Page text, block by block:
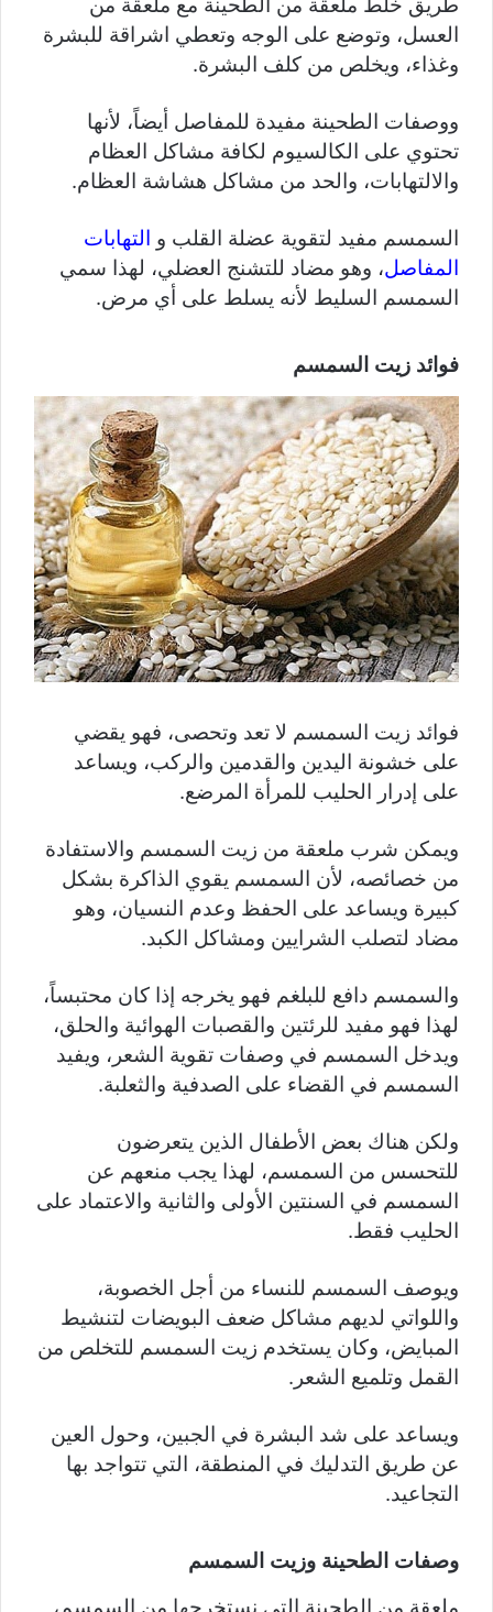
العسل، وتوضع على الوجه وتعطي اشراقة للبشرة
وغذاء، ويخلص من كلف البشرة.
ووصفات الطحينة مفيدة للمفاصل أيضاً، لأنها
تحتوي على الكالسيوم لكافة مشاكل العظام
والالتهابات، والحد من مشاكل هشاشة العظام.
السمسم مفيد لتقوية عضلة القلب و التهابات
المفاصل، وهو مضاد للتشنج العضلي، لهذا سمي
السمسم السليط لأنه يسلط على أي مرض.
فوائد زيت السمسم
فوائد زيت السمسم لا تعد وتحصى، فهو يقضي
على خشونة اليدين والقدمين والركب، ويساعد
على إدرار الحليب للمرأة المرضع.
ويمكن شرب ملعقة من زيت السمسم والاستفادة
من خصائصه، لأن السمسم يقوي الذاكرة بشكل
كبيرة ويساعد على الحفظ وعدم النسيان، وهو
مضاد لتصلب الشرايين ومشاكل الكبد.
والسمسم دافع للبلغم فهو يخرجه إذا كان محتبساً،
لهذا فهو مفيد للرئتين والقصبات الهوائية والحلق،
ويدخل السمسم في وصفات تقوية الشعر، ويفيد
السمسم في القضاء على الصدفية والثعلبة.
ولكن هناك بعض الأطفال الذين يتعرضون
للتحسس من السمسم، لهذا يجب منعهم عن
السمسم في السنتين الأولى والثانية والاعتماد على
الحليب فقط.
ويوصف السمسم للنساء من أجل الخصوبة،
واللواتي لديهم مشاكل ضعف البويضات لتنشيط
المبايض، وكان يستخدم زيت السمسم للتخلص من
القمل وتلميع الشعر.
ويساعد على شد البشرة في الجبين، وحول العين
عن طريق التدليك في المنطقة، التي تتواجد بها
التجاعيد.
وصفات الطحينة وزيت السمسم
ملعقة من الطحينة التي نستخرجها من السمسم،